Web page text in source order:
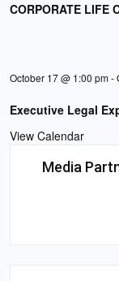
CORPORATE LIFE
October 17 @ 1:00 pm-
Executive Legal
View Calendar
Media